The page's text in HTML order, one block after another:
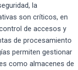
la
son críticos, en
de accesos y
de procesamiento
permiten gestionar
como almacenes de